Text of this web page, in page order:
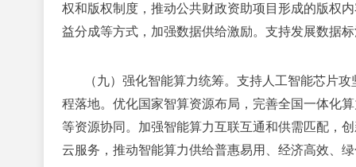
权和版权制度，推动公共财政资助项目形成的版权
益分成等方式，加强数据供给激励。支持发展数据
（九）强化智能算力统筹。 支持人工智能芯片攻
程落地。优化国家智算资源布局，完善全国一体化
等资源协同。加强智能算力互联互通和供需匹配，
云服务，推动智能算力供给普惠易用、经济高效、